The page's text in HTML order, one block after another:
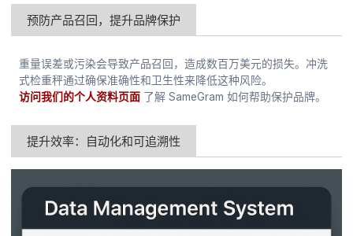
预防产品召回，提升品牌保护
重量误差或污染会导致产品召回，造成数百万美元的损失。冲洗
式检重秤通过确保准确性和卫生性来降低这种风险。
访问我们的个人资料页面 了解 SameGram 如何帮助保护品牌。
提升效率：自动化和可追溯性